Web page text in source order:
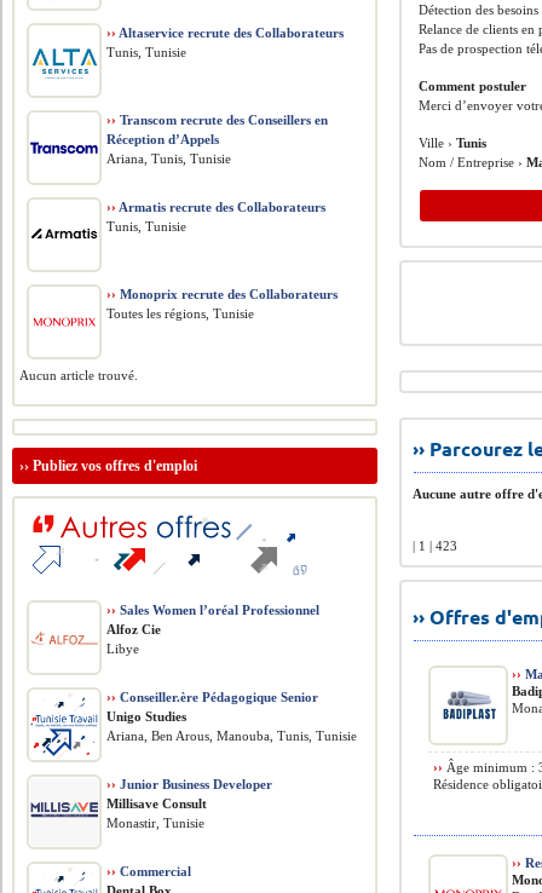
Détection des
Relance de clients en
Pas de prospection
Comment postuler
Merci d’envoyer
Ville ›Tunis
Nom / Entreprise ›
››
Aucune autre offre
| 1 | 423
›› Offres
››
›› Âge minimum :
Résidence
››
›› Altaservice recrute des Collaborateurs
Tunis, Tunisie
›› Transcom recrute des Conseillers en
Réception d’Appels
Ariana, Tunis, Tunisie
›› Armatis recrute des Collaborateurs
Tunis, Tunisie
›› Monoprix recrute des Collaborateurs
Toutes les régions, Tunisie
Aucun article trouvé.
››Publiez vos offres d'emploi
›› Sales Women l’oréal Professionnel
Alfoz Cie
Libye
›› Conseiller.ère Pédagogique Senior
Unigo Studies
Ariana, Ben Arous, Manouba, Tunis, Tunisie
›› Junior Business Developer
Millisave Consult
Monastir, Tunisie
›› Commercial